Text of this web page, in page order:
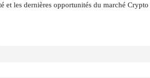
et les dernières opportunités du marché